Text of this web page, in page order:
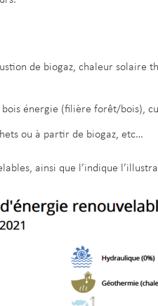
de biogaz, chaleur
énergie (filière forêt/bois),
ou à partir de biogaz, etc…
ainsi que l’indique